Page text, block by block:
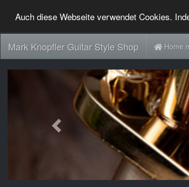
Auch diese Webseite verwendet Cookies.
Mark Knopfler Guitar Style Shop Home
Previous